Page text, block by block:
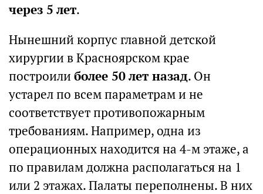
через 5 лет.
Нынешний корпус главной детской
хирургии в Красноярском крае
построили более 50 лет назад. Он
устарел по всем параметрам и не
соответствует противопожарным
требованиям. Например, одна из
операционных находится на 4-м этаже, а
по правилам должна располагаться на 1
или 2 этажах. Палаты переполнены. В них